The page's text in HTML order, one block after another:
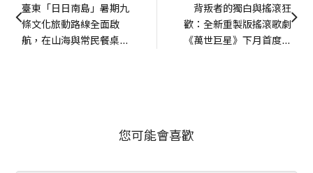
臺東「日日南島」暑期九
條文化旅動路線全面啟
航，在山海與常民餐桌
背叛者的獨白與搖滾狂
歡：全新重製版搖滾歌劇
《萬世巨星》下月首度重
您可能會喜歡